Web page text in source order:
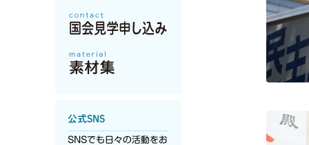
公式SNS
SNSでも日々の活動をお